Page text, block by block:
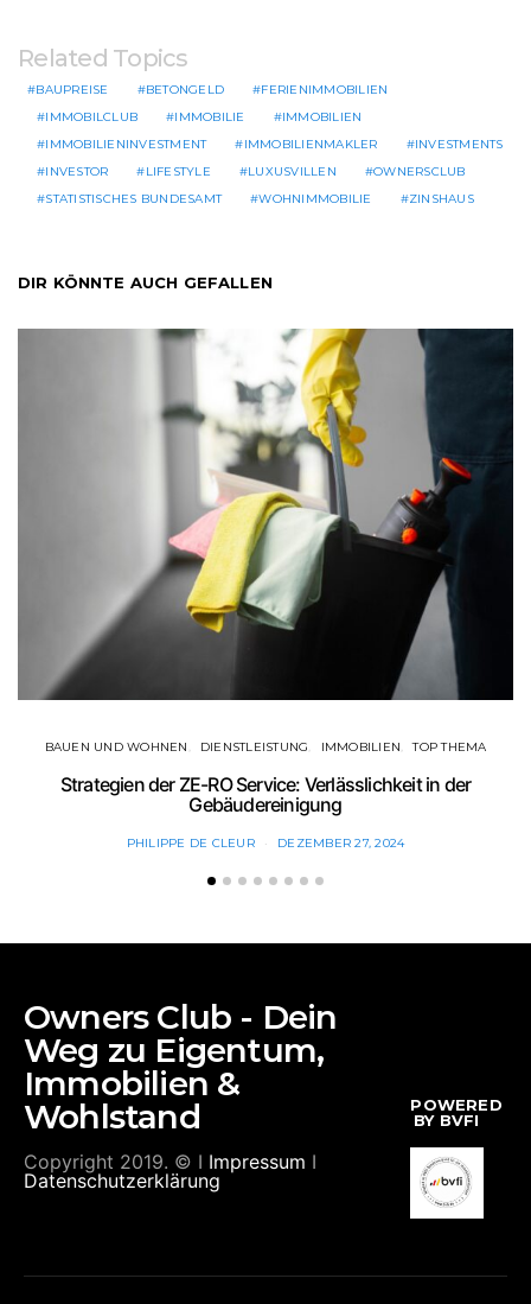
Related Topics
BAUPREISE BETONGELD
FERIENIMMOBILIEN
IMMOBILCLUB
IMMOBILIE
IMMOBILIEN
IMMOBILIENINVESTMENT
IMMOBILIENMAKLER
INVESTMENTS
INVESTOR
LIFESTYLE LUXUSVILLEN
OWNERSCLUB
STATISTISCHES BUNDESAMT
WOHNIMMOBILIE ZINSHAUS
DIR KÖNNTE AUCH GEFALLEN
BAUEN UND WOHNEN DIENSTLEISTUNG IMMOBILIEN TOP THEMA
Strategien der ZE-RO Service: Verlässlichkeit in der
Gebäudereinigung
PHILIPPE DE CLEUR DEZEMBER 27, 2024
Owners Club - Dein
Weg zu Eigentum,
Immobilien &
Wohlstand
Copyright 2019. © I Impressum I
Datenschutzerklärung
POWERED
BY BVFI